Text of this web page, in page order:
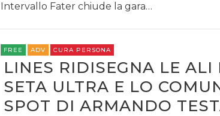
Intervallo Fater chiude la gara…
FREE ADV CURA PERSONA
LINES RIDISEGNA LE ALI
SETA ULTRA E LO
SPOT DI ARMANDO